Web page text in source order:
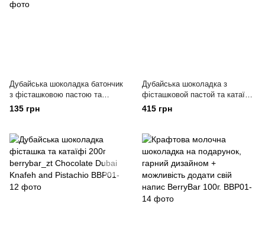
Дубайська шоколадка батончик
з фісташковою пастою та
катаїфі - цукерка Berry_bar 40г
135 грн
Дубайська шоколадка з
фісташковой пастой та катаїфі
- Berry_bar 130г
415 грн